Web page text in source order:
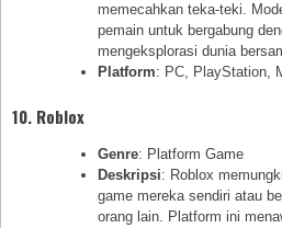
memecahkan teka-teki.
pemain untuk bergabung
mengeksplorasi dunia
Platform: PC, PlayStation,
10. Roblox
Genre: Platform Game
Deskripsi: Roblox
game mereka sendiri atau
orang lain. Platform ini